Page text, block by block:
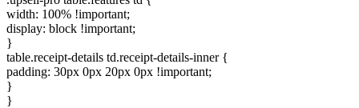
width: 100% !important;
display: block !important;
}
table.receipt-details td.receipt-details-inner {
padding: 30px 0px 20px 0px !important;
}
}